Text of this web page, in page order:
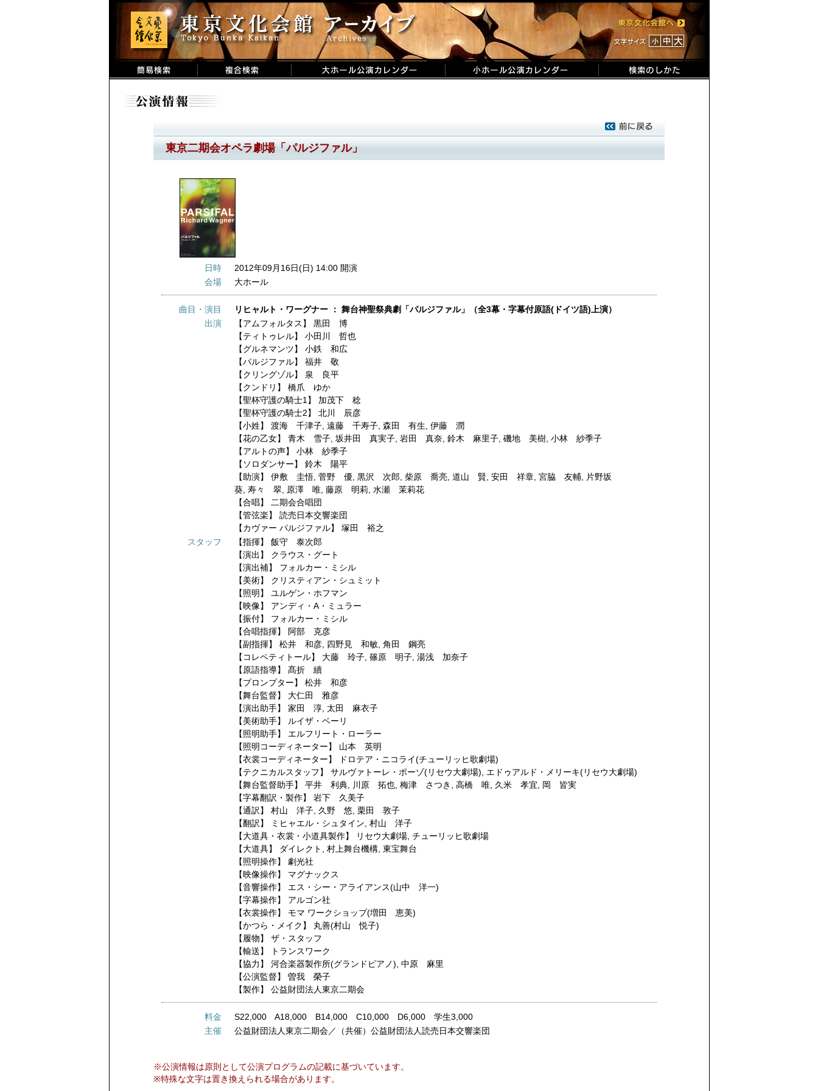
東京二期会オペラ劇場「パルジファル」
日時
2012年09月16日(日) 14:00 開演
会場
大ホール
曲目・演目
リヒャルト・ワーグナー ： 舞台神聖祭典劇「パルジファル」（全3幕・字幕付原語(ドイツ語)上演）
出演
【アムフォルタス】 黒田 博
【ティトゥレル】 小田川 哲也
【グルネマンツ】 小鉄 和広
【パルジファル】 福井 敬
【クリングゾル】 泉 良平
【クンドリ】 橋爪 ゆか
【聖杯守護の騎士1】 加茂下 稔
【聖杯守護の騎士2】 北川 辰彦
【小姓】 渡海 千津子, 遠藤 千寿子, 森田 有生 伊藤 潤
【花の乙女】 青木 雪子, 坂井田 真実子, 岩田 真奈 鈴木 麻里子, 磯地 美樹, 小林 紗季子
【アルトの声】 小林 紗季子
【ソロダンサー】 鈴木 陽平
【助演】 伊敷 圭悟, 菅野 優, 黒沢 次郎 柴原 喬亮, 道山 賢 安田 祥章, 宮脇 友輔,
片野坂
葵, 寿々 翠, 原澤 唯, 藤原 明莉 水瀬 茉莉花
【合唱】
二期会合唱団
【管弦楽】 読売日本交響楽団
【カヴァー パルジファル】 塚田 裕之
スタッフ
【指揮】 飯守 泰次郎
【演出】 クラウス・グート
【演出補】 フォルカー・ミシル
【美術】 クリスティアン・シュミット
【照明】 ユルゲン・ホフマン
【映像】 アンディ・A・ミュラー
【振付】 フォルカー・ミシル
【合唱指揮】
阿部 克彦
【副指揮】 松井 和彦, 四野見 和敏, 角田 鋼亮
【コレペティトール】 大藤 玲子, 篠原 明子, 湯浅 加奈子
【原語指導】 髙折 續
【プロンプター】 松井 和彦
【舞台監督】 大仁田 雅彦
【演出助手】 家田 淳, 太田 麻衣子
【美術助手】
ルイザ・ベーリ
【照明助手】 エルフリート・ローラー
【照明コーディネーター】 山本 英明
【衣裳コーディネーター】
ドロテア・ニコライ(チューリッヒ歌劇場)
【テクニカルスタッフ】 サルヴァトーレ・ポーゾ(リセウ大劇場)
エドゥアルド・メリーキ(リセウ大劇場)
【舞台監督助手】 平井 利典, 川原 拓也, 梅津 さつき 高橋 唯, 久米 孝宜
岡 皆実
【字幕翻訳・製作】 岩下 久美子
【通訳】 村山 洋子, 久野 悠 栗田 敦子
【翻訳】
ミヒャエル・シュタイン 村山 洋子
【大道具・衣裳・小道具製作】
リセウ大劇場, チューリッヒ歌劇場
【大道具】
ダイレクト 村上舞台機構, 東宝舞台
【照明操作】 劇光社
【映像操作】 マグナックス
【音響操作】 エス・シー・アライアンス(山中 洋一)
【字幕操作】 アルゴン社
【衣裳操作】 モマ ワークショップ(増田 恵美)
【かつら・メイク】 丸善(村山 悦子)
【履物】 ザ・スタッフ
【輸送】
トランスワーク
【協力】 河合楽器製作所(グランドピアノ) 中原 麻里
【公演監督】 曽我 榮子
【製作】 公益財団法人東京二期会
料金
S22,000 A18,000 B14,000 C10,000 D6,000 学生3,000
主催
公益財団法人東京二期会／（共催）公益財団法人読売日本交響楽団
※公演情報は原則として公演プログラムの記載に基づいています。
※特殊な文字は置き換えられる場合があります。